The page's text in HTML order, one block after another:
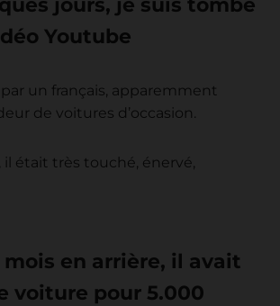
Youtube
un français, apparemment
de voitures d’occasion.
il était très touché, énervé,
en arrière, il avait
voiture pour 5.000